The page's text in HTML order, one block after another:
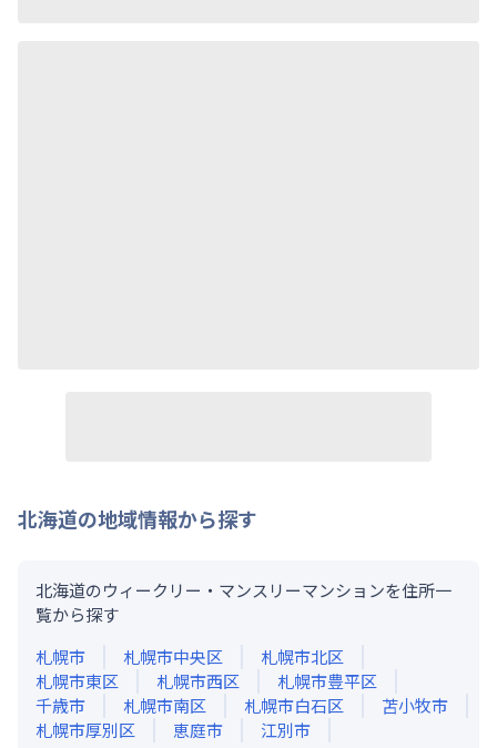
北海道の地域情報から探す
北海道のウィークリー・マンスリーマンションを住所一
覧から探す
札幌市
札幌市中央区
札幌市北区
札幌市東区
札幌市西区
札幌市豊平区
千歳市
札幌市南区 札幌市白石区
苫小牧市
札幌市厚別区
恵庭市 江別市